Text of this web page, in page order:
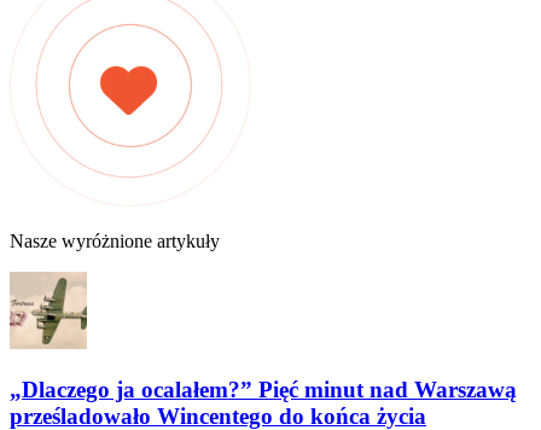
Nasze wyróżnione artykuły
„Dlaczego ja ocalałem?” Pięć minut nad Warszawą
prześladowało Wincentego do końca życia